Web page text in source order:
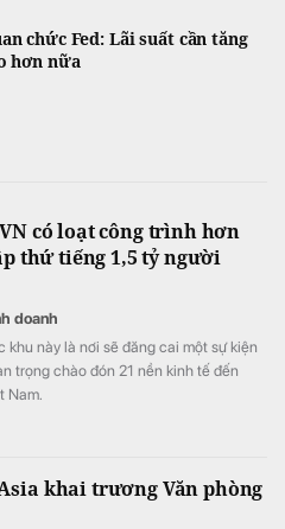
chức Fed: Lãi suất cần tăng
hơn nữa
có loạt công trình hơn
thứ tiếng 1,5 tỷ người
doanh
khu này là nơi sẽ đăng cai một sự kiện
trọng chào đón 21 nền kinh tế đến
Nam.
khai trương Văn phòng